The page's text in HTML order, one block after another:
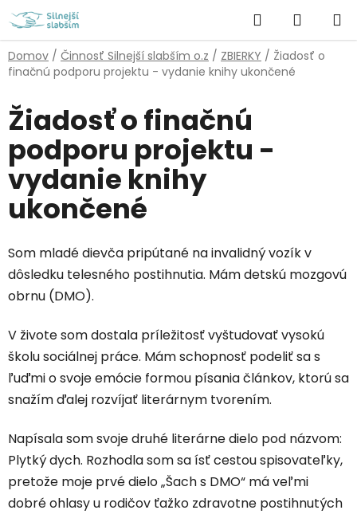
Prejsť
na
obsah
Hľadať
KOŠÍK
Domov / Činnosť Silnejší slabším o.z / ZBIERKY / Žiadosť o
finačnú podporu projektu - vydanie knihy ukončené
Žiadosť o finačnú
podporu projektu -
vydanie knihy
ukončené
Som mladé dievča pripútané na invalidný vozík v
dôsledku telesného postihnutia. Mám detskú mozgovú
obrnu (DMO).
V živote som dostala príležitosť vyštudovať vysokú
školu sociálnej práce. Mám schopnosť podeliť sa s
ľuďmi o svoje emócie formou písania článkov, ktorú sa
snažím ďalej rozvíjať literárnym tvorením.
Napísala som svoje druhé literárne dielo pod názvom:
Plytký dych. Rozhodla som sa ísť cestou spisovateľky,
pretože moje prvé dielo „Šach s DMO“ má veľmi
dobré ohlasy u rodičov ťažko zdravotne postihnutých